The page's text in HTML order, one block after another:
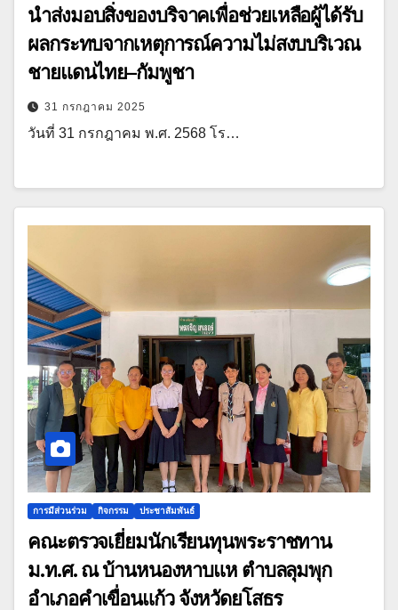
นำส่งมอบสิ่งของบริจาคเพื่อช่วยเหลือผู้ได้รับ
ผลกระทบจากเหตุการณ์ความไม่สงบบริเวณ
ชายแดนไทย–กัมพูชา
31 กรกฎาคม 2025
วันที่ 31 กรกฎาคม พ.ศ. 2568 โร…
การมีส่วนร่วม กิจกรรม ประชาสัมพันธ์
คณะตรวจเยี่ยมนักเรียนทุนพระราชทาน
ม.ท.ศ. ณ บ้านหนองหาบแห ตำบลลุมพุก
อำเภอคำเขื่อนแก้ว จังหวัดยโสธร